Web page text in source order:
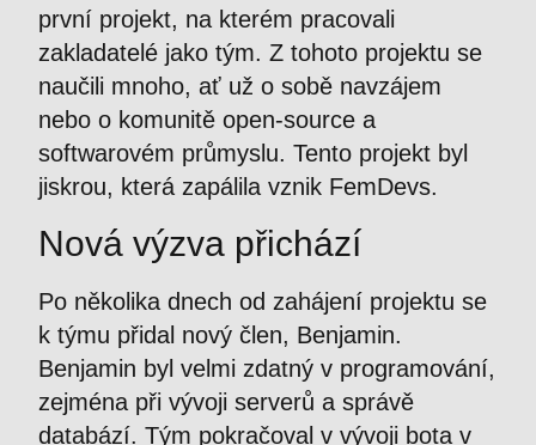
první projekt, na kterém pracovali
zakladatelé jako tým. Z tohoto projektu se
naučili mnoho, ať už o sobě navzájem
nebo o komunitě open-source a
softwarovém průmyslu. Tento projekt byl
jiskrou, která zapálila vznik FemDevs.
Nová výzva přichází
Po několika dnech od zahájení projektu se
k týmu přidal nový člen, Benjamin.
Benjamin byl velmi zdatný v programování,
zejména při vývoji serverů a správě
databází. Tým pokračoval v vývoji bota v